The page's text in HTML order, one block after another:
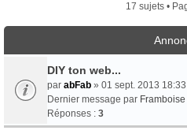
17 sujets •
DIY ton web...
par abFab » 01 sept. 2013 18:33
Dernier message par Framboise
Réponses : 3